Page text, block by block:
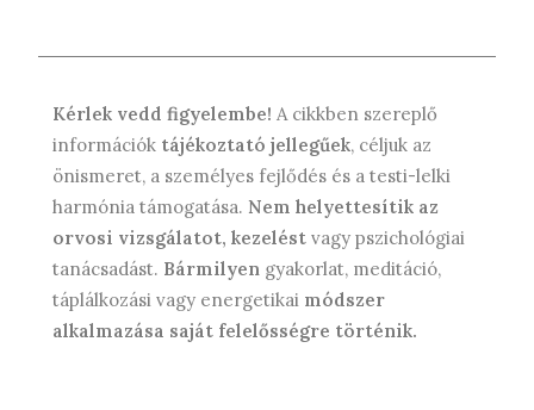
Kérlek vedd figyelembe! A cikkben szereplő
információk tájékoztató jellegűek, céljuk az
önismeret, a személyes fejlődés és a testi-lelki
harmónia támogatása. Nem helyettesítik az
orvosi vizsgálatot, kezeléstvagy pszichológiai
tanácsadást. Bármilyengyakorlat, meditáció,
táplálkozási vagy energetikai módszer
alkalmazása saját felelősségre történik.